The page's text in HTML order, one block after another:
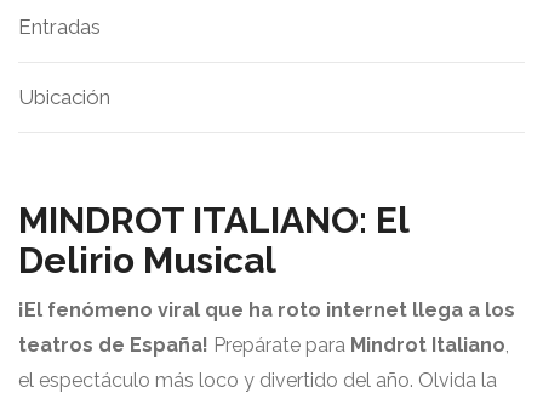
Entradas
Ubicación
MINDROT ITALIANO: El
Delirio Musical
¡El fenómeno viral que ha roto internet llega a los
teatros de España! Prepárate para Mindrot Italiano,
el espectáculo más loco y divertido del año. Olvida la